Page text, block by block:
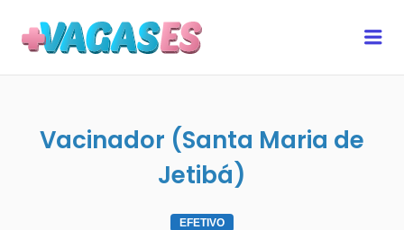
Vacinador (Santa Maria de
Jetibá)
EFETIVO